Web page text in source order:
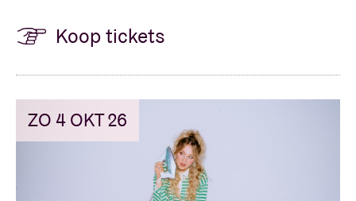
Koop tickets
ZO 4 OKT 26